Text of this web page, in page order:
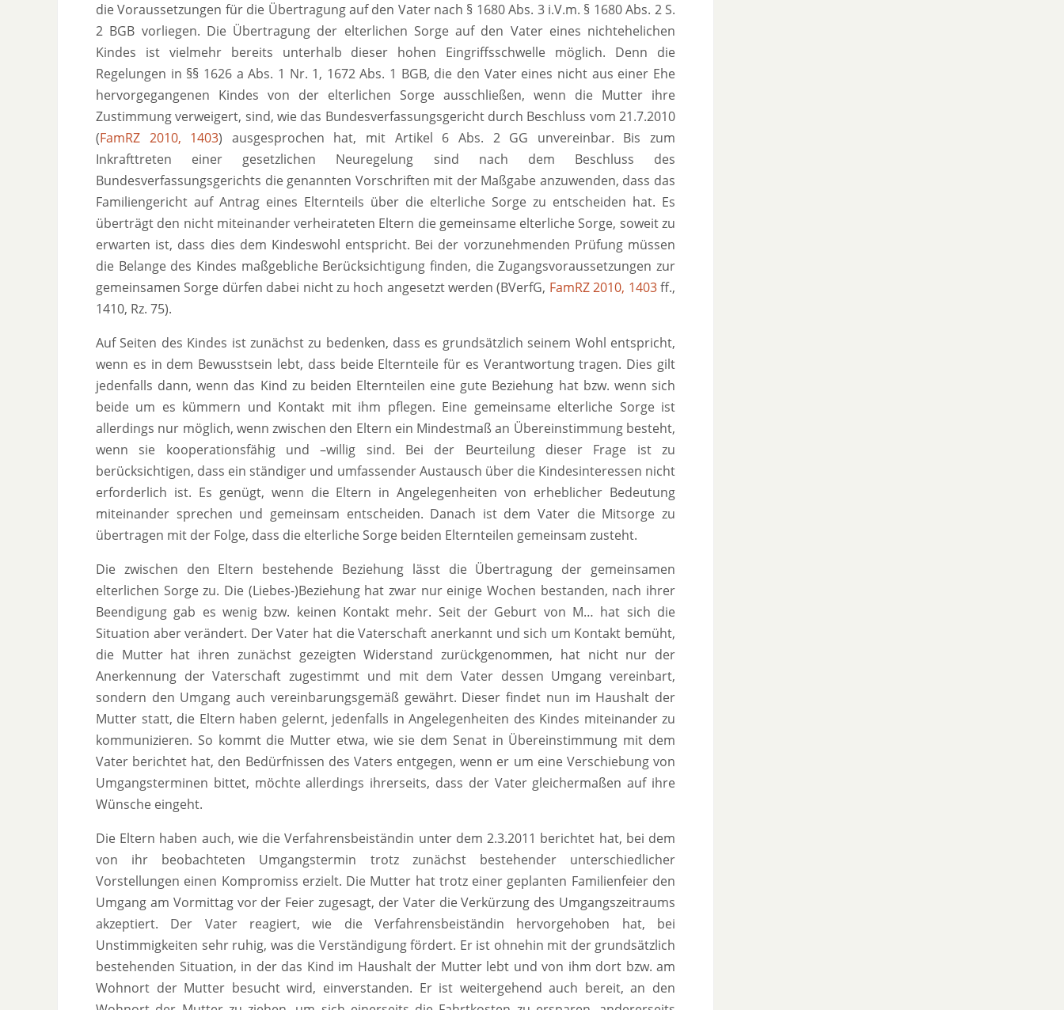
die Voraussetzungen für die Übertragung auf den Vater nach § 1680 Abs. 3 i.V.m. § 1680 Abs. 2 S.
2 BGB vorliegen. Die Übertragung der elterlichen Sorge auf den Vater eines nichtehelichen
Kindes ist vielmehr bereits unterhalb dieser hohen Eingriffsschwelle möglich. Denn die
Regelungen in §§ 1626 a Abs. 1 Nr. 1, 1672 Abs. 1 BGB, die den Vater eines nicht aus einer Ehe
hervorgegangenen Kindes von der elterlichen Sorge ausschließen, wenn die Mutter ihre
Zustimmung verweigert, sind, wie das Bundesverfassungsgericht durch Beschluss vom 21.7.2010
(FamRZ 2010, 1403) ausgesprochen hat, mit Artikel 6 Abs. 2 GG unvereinbar. Bis zum
Inkrafttreten einer gesetzlichen Neuregelung sind nach dem Beschluss des
Bundesverfassungsgerichts die genannten Vorschriften mit der Maßgabe anzuwenden, dass das
Familiengericht auf Antrag eines Elternteils über die elterliche Sorge zu entscheiden hat. Es
überträgt den nicht miteinander verheirateten Eltern die gemeinsame elterliche Sorge, soweit zu
erwarten ist, dass dies dem Kindeswohl entspricht. Bei der vorzunehmenden Prüfung müssen
die Belange des Kindes maßgebliche Berücksichtigung finden, die Zugangsvoraussetzungen zur
gemeinsamen Sorge dürfen dabei nicht zu hoch angesetzt werden (BVerfG, FamRZ 2010, 1403ff.,
1410, Rz. 75).
Auf Seiten des Kindes ist zunächst zu bedenken, dass es grundsätzlich seinem Wohl entspricht,
wenn es in dem Bewusstsein lebt, dass beide Elternteile für es Verantwortung tragen. Dies gilt
jedenfalls dann, wenn das Kind zu beiden Elternteilen eine gute Beziehung hat bzw. wenn sich
beide um es kümmern und Kontakt mit ihm pflegen. Eine gemeinsame elterliche Sorge ist
allerdings nur möglich, wenn zwischen den Eltern ein Mindestmaß an Übereinstimmung besteht,
wenn sie kooperationsfähig und –willig sind. Bei der Beurteilung dieser Frage ist zu
berücksichtigen, dass ein ständiger und umfassender Austausch über die Kindesinteressen nicht
erforderlich ist. Es genügt, wenn die Eltern in Angelegenheiten von erheblicher Bedeutung
miteinander sprechen und gemeinsam entscheiden. Danach ist dem Vater die Mitsorge zu
übertragen mit der Folge, dass die elterliche Sorge beiden Elternteilen gemeinsam zusteht.
Die zwischen den Eltern bestehende Beziehung lässt die Übertragung der gemeinsamen
elterlichen Sorge zu. Die (Liebes-)Beziehung hat zwar nur einige Wochen bestanden, nach ihrer
Beendigung gab es wenig bzw. keinen Kontakt mehr. Seit der Geburt von M… hat sich die
Situation aber verändert. Der Vater hat die Vaterschaft anerkannt und sich um Kontakt bemüht,
die Mutter hat ihren zunächst gezeigten Widerstand zurückgenommen, hat nicht nur der
Anerkennung der Vaterschaft zugestimmt und mit dem Vater dessen Umgang vereinbart,
sondern den Umgang auch vereinbarungsgemäß gewährt. Dieser findet nun im Haushalt der
Mutter statt, die Eltern haben gelernt, jedenfalls in Angelegenheiten des Kindes miteinander zu
kommunizieren. So kommt die Mutter etwa, wie sie dem Senat in Übereinstimmung mit dem
Vater berichtet hat, den Bedürfnissen des Vaters entgegen, wenn er um eine Verschiebung von
Umgangsterminen bittet, möchte allerdings ihrerseits, dass der Vater gleichermaßen auf ihre
Wünsche eingeht.
Die Eltern haben auch, wie die Verfahrensbeiständin unter dem 2.3.2011 berichtet hat, bei dem
von ihr beobachteten Umgangstermin trotz zunächst bestehender unterschiedlicher
Vorstellungen einen Kompromiss erzielt. Die Mutter hat trotz einer geplanten Familienfeier den
Umgang am Vormittag vor der Feier zugesagt, der Vater die Verkürzung des Umgangszeitraums
akzeptiert. Der Vater reagiert, wie die Verfahrensbeiständin hervorgehoben hat, bei
Unstimmigkeiten sehr ruhig, was die Verständigung fördert. Er ist ohnehin mit der grundsätzlich
bestehenden Situation, in der das Kind im Haushalt der Mutter lebt und von ihm dort bzw. am
Wohnort der Mutter besucht wird, einverstanden. Er ist weitergehend auch bereit, an den